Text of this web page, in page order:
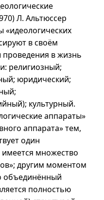
Л. Альтюссер
«идеологических
в своём
в жизнь
религиозный;
юридический;
культурный.
аппараты»
аппарата» тем,
один
множество
другим моментом
объединённый
полностью